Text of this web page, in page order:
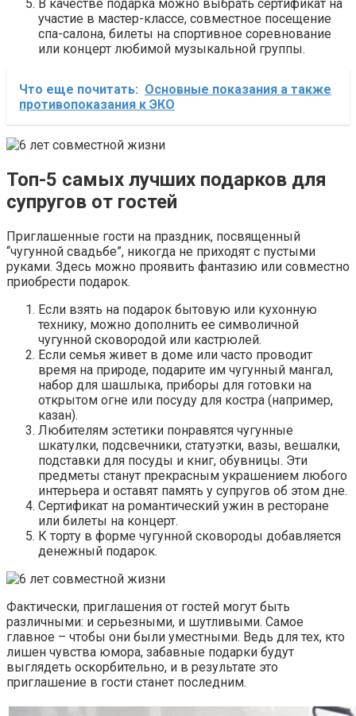
В качестве подарка можно выбрать сертификат на
участие в мастер-классе, совместное посещение
спа-салона, билеты на спортивное соревнование
или концерт любимой музыкальной группы.
Что еще почитать: Основные показания а также
противопоказания к ЭКО
Топ-5 самых лучших подарков для
супругов от гостей
Приглашенные гости на праздник, посвященный
“чугунной свадьбе”, никогда не приходят с пустыми
руками. Здесь можно проявить фантазию или совместно
приобрести подарок.
Если взять на подарок бытовую или кухонную
технику, можно дополнить ее символичной
чугунной сковородой или кастрюлей.
Если семья живет в доме или часто проводит
время на природе, подарите им чугунный мангал,
набор для шашлыка, приборы для готовки на
открытом огне или посуду для костра (например,
казан).
Любителям эстетики понравятся чугунные
шкатулки, подсвечники, статуэтки, вазы, вешалки,
подставки для посуды и книг, обувницы. Эти
предметы станут прекрасным украшением любого
интерьера и оставят память у супругов об этом дне.
Сертификат на романтический ужин в ресторане
или билеты на концерт.
К торту в форме чугунной сковороды добавляется
денежный подарок.
Фактически, приглашения от гостей могут быть
различными: и серьезными, и шутливыми. Самое
главное – чтобы они были уместными. Ведь для тех, кто
лишен чувства юмора, забавные подарки будут
выглядеть оскорбительно, и в результате это
приглашение в гости станет последним.